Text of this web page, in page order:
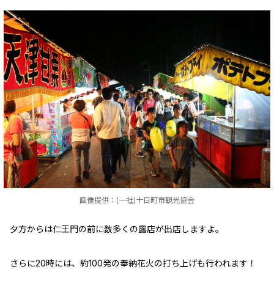
画像提供：(一社)十日町市観光協会
夕方からは仁王門の前に数多くの露店が出店しますよ。
さらに20時には、約100発の奉納花火の打ち上げも行われます！